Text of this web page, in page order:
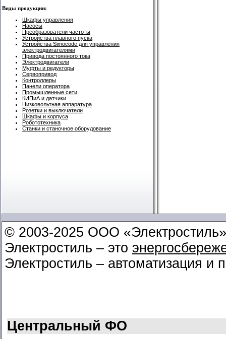
Виды продукции:
Шкафы управления
Насосы
Преобразователи частоты
Устройства плавного пуска
Устройства Simocode для управления
электродвигателями
Привода постоянного тока
Электродвигатели
Муфты и редукторы
Сервопривод
Контроллеры
Панели оператора
Промышленные сети
КИПиА и датчики
Низковольтная аппаратура
Розетки и выключатели
Шкафы и корпуса
Робототехника
Станки и станочное оборудование
© 2003-2025 ООО «Электростиль»
Электростиль – это
Электростиль – автоматизация и
Центральный ФО